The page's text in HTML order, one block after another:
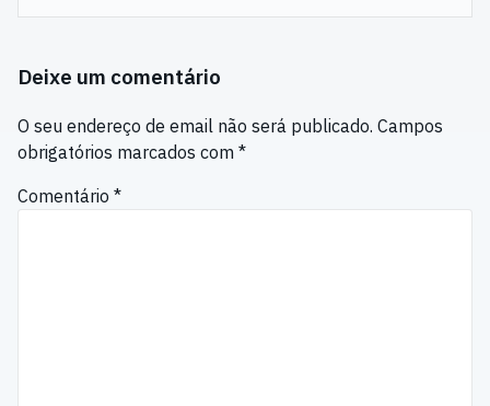
Deixe um comentário
O seu endereço de email não será publicado. Campos
obrigatórios marcados com *
Comentário *